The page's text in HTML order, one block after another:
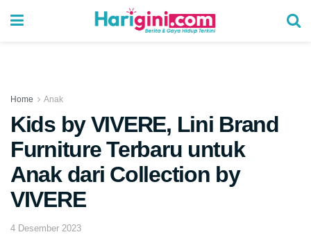
Home Anak
Kids by VIVERE, Lini Brand
Furniture Terbaru untuk
Anak dari Collection by
VIVERE
4 Desember 2023